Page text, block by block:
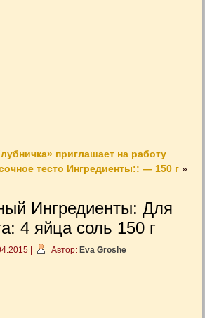
приглашает на работу
тесто Ингредиенты:: — 150 г»
Ингредиенты: Для
4 яйца соль 150 г
Автор: Eva Groshe